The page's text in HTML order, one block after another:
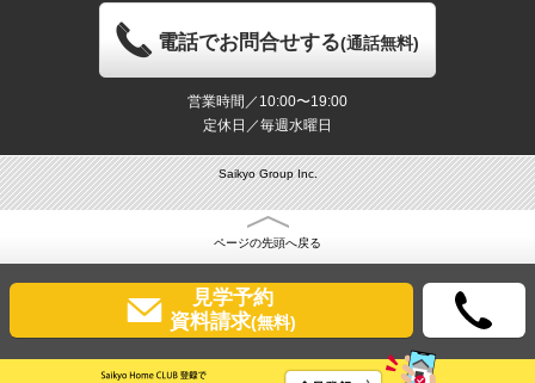
電話でお問合せする(通話無料)
営業時間／10:00〜19:00
定休日／毎週水曜日
Saikyo Group Inc.
ページの先頭へ戻る
見学予約
資料請求(無料)